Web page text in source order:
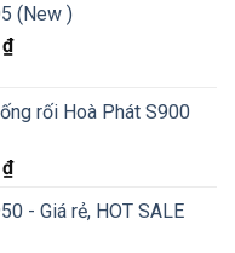
(New )
₫
rối Hoà Phát S900
₫
- Giá rẻ, HOT SALE